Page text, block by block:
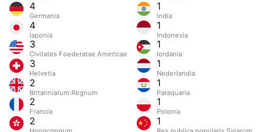
4
Germania
4
Iaponia
3
Civitates Foederatae Americae
3
Helvetia
2
Britanniarum Regnum
2
Francia
2
1
India
1
Indonesia
1
Iordania
1
Nederlandia
1
Paraquaria
1
Polonia
1